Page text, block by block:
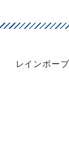
レインボー